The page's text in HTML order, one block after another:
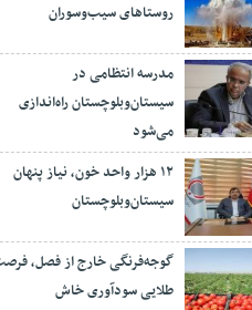
روستاهای سیب‌وسوران
مدرسه انتظامی در
سیستان‌وبلوچستان راه‌اندازی
می‌شود
۱۲ هزار واحد خون، نیاز پنهان
سیستان‌وبلوچستان
گوجه‌فرنگی خارج از فصل،
طلایی سودآوری خاش